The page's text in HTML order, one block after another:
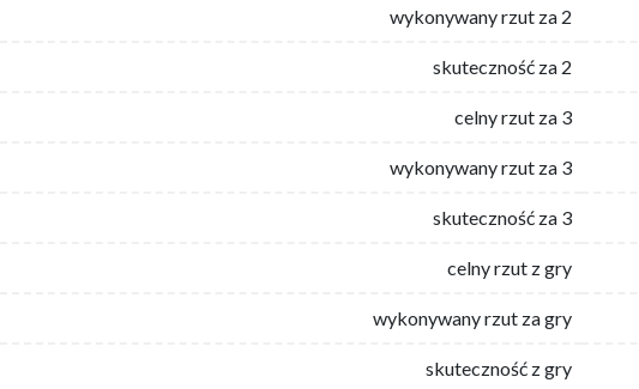
wykonywany rzut za 2
skuteczność za 2
celny rzut za 3
wykonywany rzut za 3
skuteczność za 3
celny rzut z gry
wykonywany rzut za gry
skuteczność z gry